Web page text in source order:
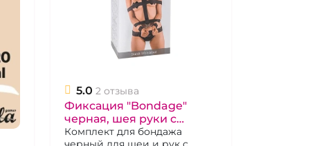
5.0 2 отзыва
Фиксация "Bondage"
черная, шея руки с
дополнительным
Комплект для бондажа